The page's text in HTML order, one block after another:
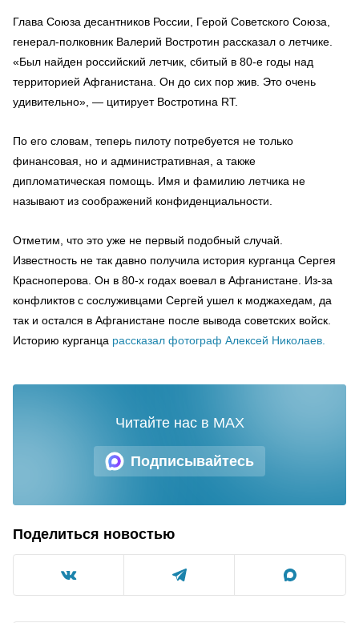
Глава Союза десантников России, Герой Советского Союза,
генерал-полковник Валерий Востротин рассказал о летчике.
«Был найден российский летчик, сбитый в 80-е годы над
территорией Афганистана. Он до сих пор жив. Это очень
удивительно», — цитирует Востротина RT.
По его словам, теперь пилоту потребуется не только
финансовая, но и административная, а также
дипломатическая помощь. Имя и фамилию летчика не
называют из соображений конфиденциальности.
Отметим, что это уже не первый подобный случай.
Известность не так давно получила история курганца Сергея
Красноперова. Он в 80-х годах воевал в Афганистане. Из-за
конфликтов с сослуживцами Сергей ушел к моджахедам, да
так и остался в Афганистане после вывода советских войск.
Историю курганца рассказал фотограф Алексей Николаев.
Подписывайтесь
Читайте нас в MAX
Поделиться новостью